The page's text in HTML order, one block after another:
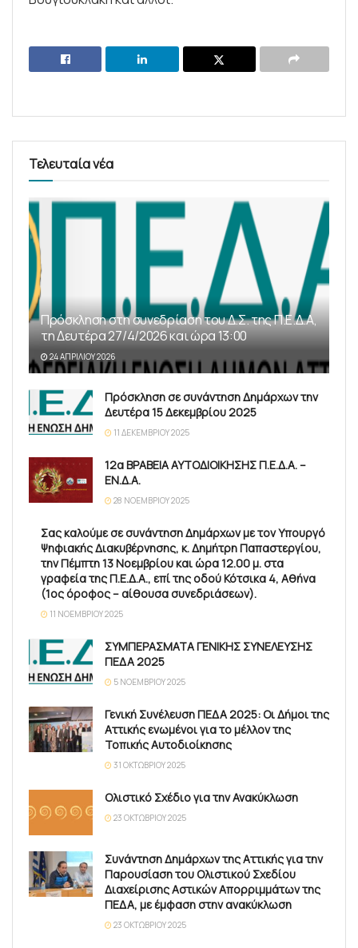
Τελευταία νέα
Πρόσκληση στη συνεδρίαση του Δ.Σ. της Π.Ε.Δ.Α,
τη Δευτέρα 27/4/2026 και ώρα 13:00
24 ΑΠΡΙΛΊΟΥ 2026
Πρόσκληση σε συνάντηση Δημάρχων την
Δευτέρα 15 Δεκεμβρίου 2025
11 ΔΕΚΕΜΒΡΊΟΥ 2025
12α ΒΡΑΒΕΙΑ ΑΥΤΟΔΙΟΙΚΗΣΗΣ Π.Ε.Δ.Α. –
ΕΝ.Δ.Α.
28 ΝΟΕΜΒΡΊΟΥ 2025
Σας καλούμε σε συνάντηση Δημάρχων με τον Υπουργό
Ψηφιακής Διακυβέρνησης, κ. Δημήτρη Παπαστεργίου,
την Πέμπτη 13 Νοεμβρίου και ώρα 12.00 μ. στα
γραφεία της Π.Ε.Δ.Α., επί της οδού Κότσικα 4, Αθήνα
(1ος όροφος – αίθουσα συνεδριάσεων).
11 ΝΟΕΜΒΡΊΟΥ 2025
ΣΥΜΠΕΡΑΣΜΑΤΑ ΓΕΝΙΚΗΣ ΣΥΝΕΛΕΥΣΗΣ
ΠΕΔΑ 2025
5 ΝΟΕΜΒΡΊΟΥ 2025
Γενική Συνέλευση ΠΕΔΑ 2025: Οι Δήμοι της
Αττικής ενωμένοι για το μέλλον της
Τοπικής Αυτοδιοίκησης
31 ΟΚΤΩΒΡΊΟΥ 2025
Ολιστικό Σχέδιο για την Ανακύκλωση
23 ΟΚΤΩΒΡΊΟΥ 2025
Συνάντηση Δημάρχων της Αττικής για την
Παρουσίαση του Ολιστικού Σχεδίου
Διαχείρισης Αστικών Απορριμμάτων της
ΠΕΔΑ, με έμφαση στην ανακύκλωση
23 ΟΚΤΩΒΡΊΟΥ 2025